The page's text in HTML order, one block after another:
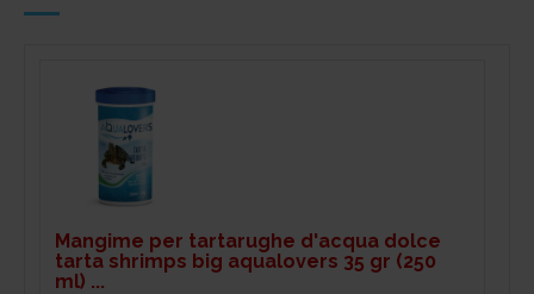
Mangime per tartarughe d'acqua dolce
tarta shrimps big aqualovers 35 gr (250
ml) ...